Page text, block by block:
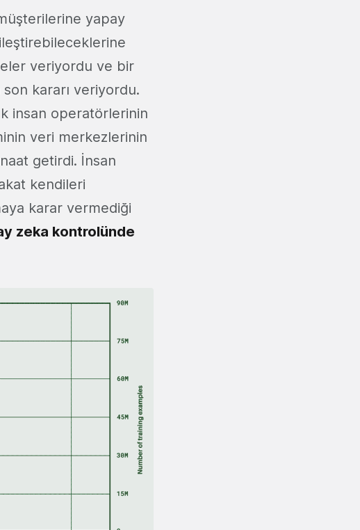
yapay
veriyordu ve bir
kararı veriyordu.
insan operatörlerinin
veri merkezlerinin
getirdi. İnsan
kendileri
karar vermediği
zeka kontrolünde